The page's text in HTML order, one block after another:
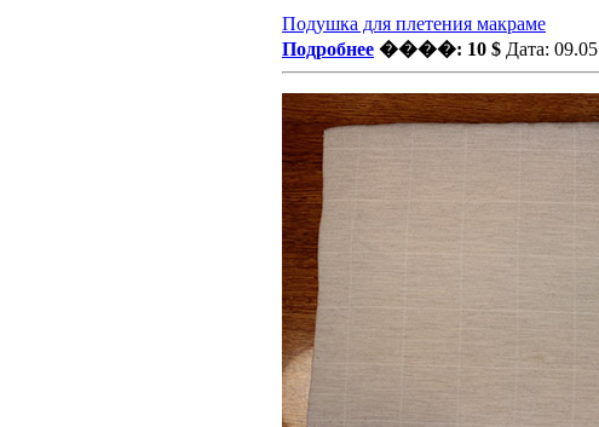
Подушка для плетения макраме
Подробнее ����: 10 $ Дата: